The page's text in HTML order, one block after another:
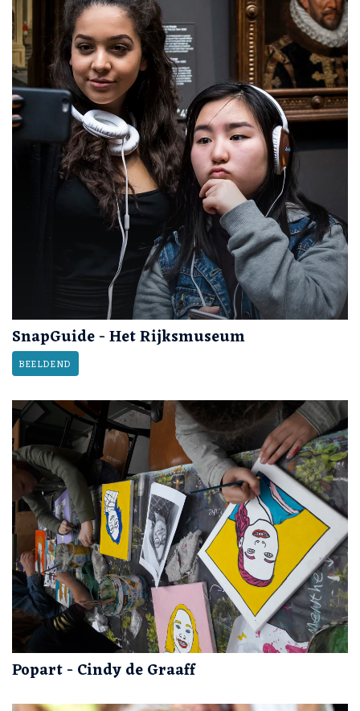
SnapGuide - Het Rijksmuseum
BEELDEND
Popart - Cindy de Graaff